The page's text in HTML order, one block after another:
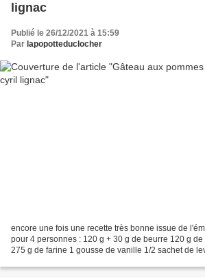
lignac
Publié le 26/12/2021 à 15:59
Par lapopotteduclocher
encore une fois une recette très bonne issue de
pour 4 personnes : 120 g + 30 g de beurre 120 g
275 g de farine 1 gousse de vanille 1/2 sachet de